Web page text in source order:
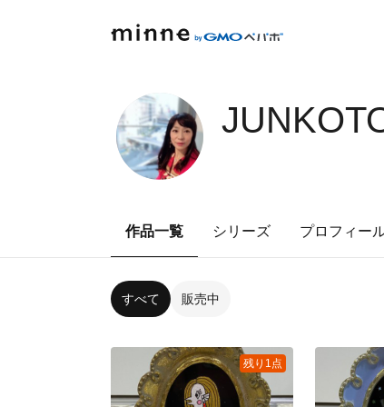
作品一覧 シリーズ プロフィー
すべて 販売中
残り1点